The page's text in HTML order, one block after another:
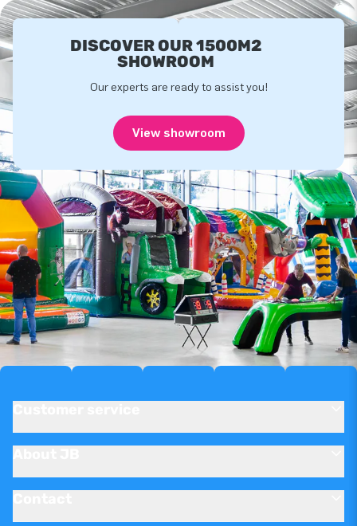
DISCOVER OUR 1500M2
SHOWROOM
Our experts are ready to assist you!
View showroom